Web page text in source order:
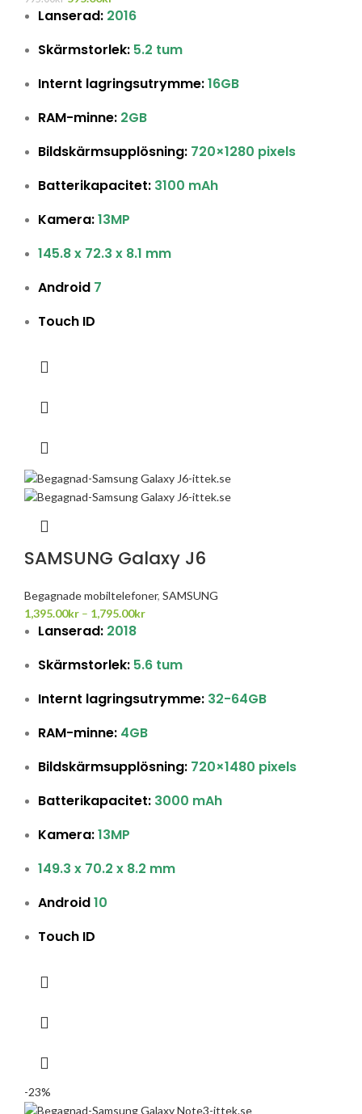
Lanserad: 2016
Skärmstorlek: 5.2 tum
Internt lagringsutrymme:16GB
RAM-minne: 2GB
Bildskärmsupplösning: 720×1280 pixels
Batterikapacitet: 3100 mAh
Kamera:13MP
145.8 x 72.3 x 8.1 mm
Android 7
Touch ID
SAMSUNG Galaxy J6
Begagnade mobiltelefoner, SAMSUNG
1,395.00kr – 1,795.00kr
Lanserad: 2018
Skärmstorlek: 5.6 tum
Internt lagringsutrymme: 32-64GB
RAM-minne: 4GB
Bildskärmsupplösning: 720×1480 pixels
Batterikapacitet: 3000 mAh
Kamera:13MP
149.3 x 70.2 x 8.2 mm
Android10
Touch ID
-23%